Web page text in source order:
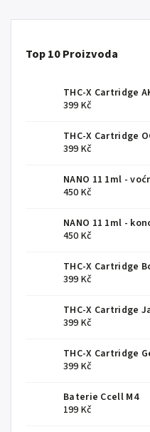
Top 10 Proizvoda
THC-X Cartridge
399 Kč
THC-X Cartridge
399 Kč
NANO 11 1ml -
450 Kč
NANO 11 1ml -
450 Kč
THC-X Cartridge
399 Kč
THC-X Cartridge
399 Kč
THC-X Cartridge
399 Kč
Baterie Ccell M4
199 Kč